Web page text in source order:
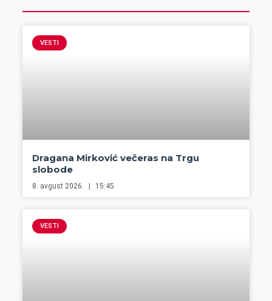
VESTI
Dragana Mirković večeras na Trgu
slobode
8. avgust 2026. 15:45
VESTI